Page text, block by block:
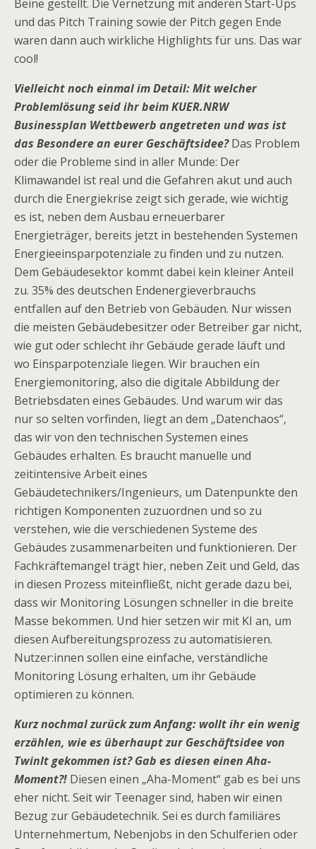
Beine gestellt. Die Vernetzung mit anderen Start-Ups
und das Pitch Training sowie der Pitch gegen Ende
waren dann auch wirkliche Highlights für uns. Das war
cool!
Vielleicht noch einmal im Detail: Mit welcher
Problemlösung seid ihr beim KUER.NRW
Businessplan Wettbewerb angetreten und was ist
das Besondere an eurer Geschäftsidee?Das Problem
oder die Probleme sind in aller Munde: Der
Klimawandel ist real und die Gefahren akut und auch
durch die Energiekrise zeigt sich gerade, wie wichtig
es ist, neben dem Ausbau erneuerbarer
Energieträger, bereits jetzt in bestehenden Systemen
Energieeinsparpotenziale zu finden und zu nutzen.
Dem Gebäudesektor kommt dabei kein kleiner Anteil
zu. 35% des deutschen Endenergieverbrauchs
entfallen auf den Betrieb von Gebäuden. Nur wissen
die meisten Gebäudebesitzer oder Betreiber gar nicht,
wie gut oder schlecht ihr Gebäude gerade läuft und
wo Einsparpotenziale liegen. Wir brauchen ein
Energiemonitoring, also die digitale Abbildung der
Betriebsdaten eines Gebäudes. Und warum wir das
nur so selten vorfinden, liegt an dem „Datenchaos“,
das wir von den technischen Systemen eines
Gebäudes erhalten. Es braucht manuelle und
zeitintensive Arbeit eines
Gebäudetechnikers/Ingenieurs, um Datenpunkte den
richtigen Komponenten zuzuordnen und so zu
verstehen, wie die verschiedenen Systeme des
Gebäudes zusammenarbeiten und funktionieren. Der
Fachkräftemangel trägt hier, neben Zeit und Geld, das
in diesen Prozess miteinfließt, nicht gerade dazu bei,
dass wir Monitoring Lösungen schneller in die breite
Masse bekommen. Und hier setzen wir mit KI an, um
diesen Aufbereitungsprozess zu automatisieren.
Nutzer:innen sollen eine einfache, verständliche
Monitoring Lösung erhalten, um ihr Gebäude
optimieren zu können.
Kurz nochmal zurück zum Anfang: wollt ihr ein wenig
erzählen, wie es überhaupt zur Geschäftsidee von
TwinIt gekommen ist? Gab es diesen einen Aha-
Moment?! Diesen einen „Aha-Moment“ gab es bei uns
eher nicht. Seit wir Teenager sind, haben wir einen
Bezug zur Gebäudetechnik. Sei es durch familiäres
Unternehmertum, Nebenjobs in den Schulferien oder